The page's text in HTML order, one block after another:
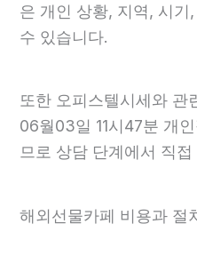
은 개인 상황, 지역, 시
수 있습니다.
또한 오피스텔시세와 관
06월03일 11시47분 개
므로 상담 단계에서 직
해외선물카페 비용과 절